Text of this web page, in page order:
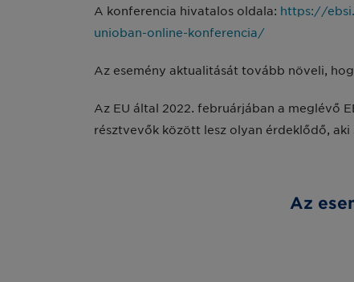
A konferencia hivatalos oldala: https://
unioban-online-konferencia/
Az esemény aktualitását tovább növeli,
Az EU által 2022. februárjában a meglévő
résztvevők között lesz olyan érdeklődő,
Az